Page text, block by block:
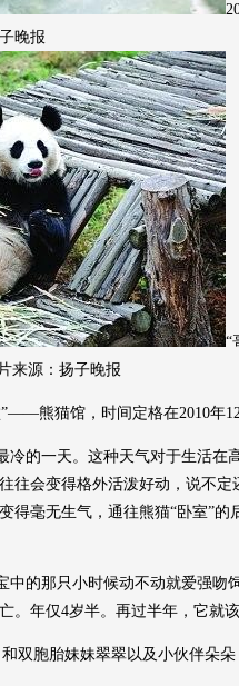
晚报
“
来源：扬子晚报
熊猫馆，时间定格在2010年12
的一天。这种天气对于生活在
往会变得格外活泼好动，说不
得毫无生气，通往熊猫“卧室”
的那只小时候动不动就爱强吻
。年仅4岁半。再过半年，它就
胞胎妹妹翠翠以及小伙伴朵朵